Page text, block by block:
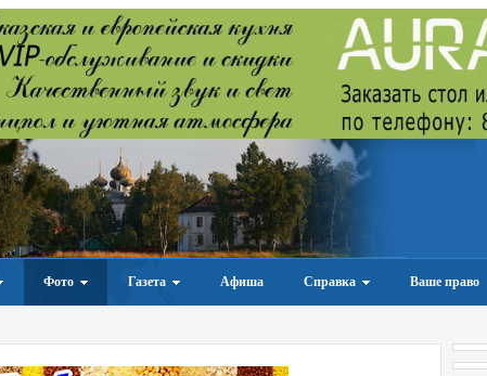
Фото Газета Афиша Справка Ваше право